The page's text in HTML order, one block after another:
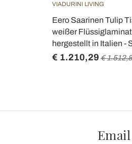
VIADURINI LIVING
Eero Saarinen Tulip
weißer
hergestellt in Italien -
€ 1.210,29 €